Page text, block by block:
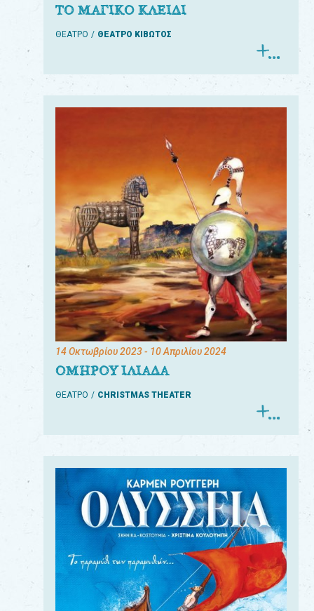
ΤΟ ΜΑΓΙΚΟ ΚΛΕΙΔΙ
ΘΕΑΤΡΟ ΘΕΑΤΡΟ ΚΙΒΩΤΟΣ
14 Οκτωβρίου 2023- 10 Απριλίου 2024
ΟΜΗΡΟΥ ΙΛΙΑΔΑ
ΘΕΑΤΡΟ CHRISTMAS THEATER